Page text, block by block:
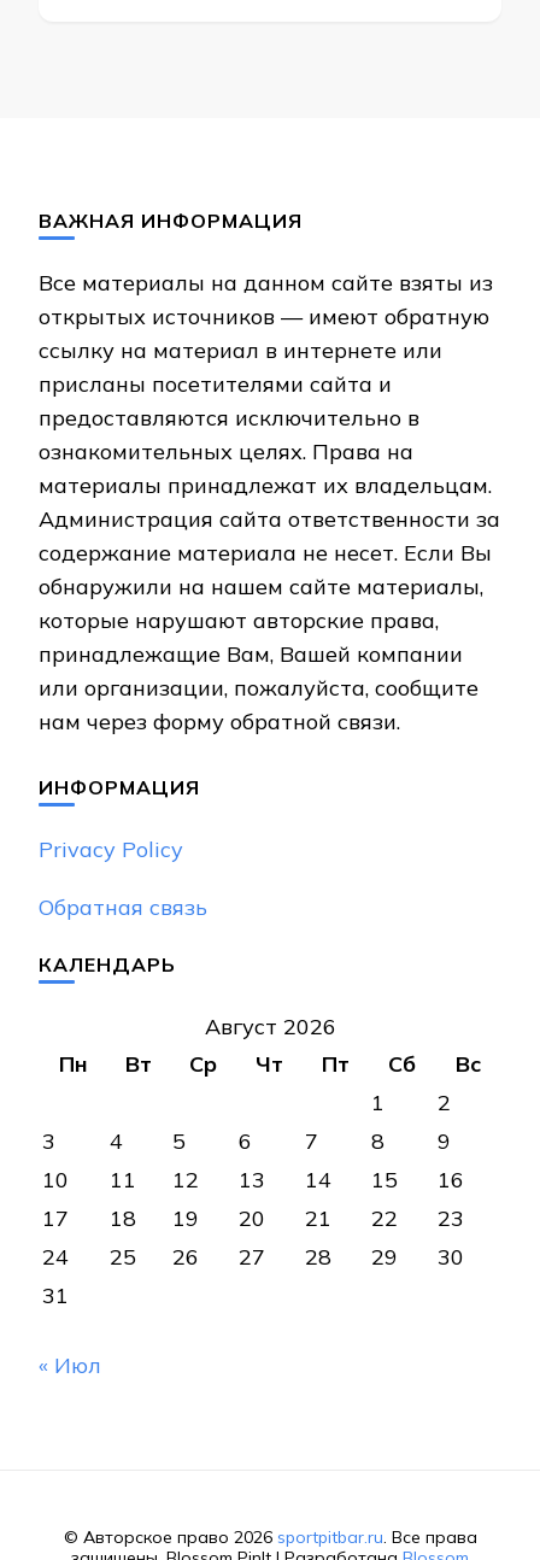
ВАЖНАЯ ИНФОРМАЦИЯ
Все материалы на данном сайте взяты из
открытых источников — имеют обратную
ссылку на материал в интернете или
присланы посетителями сайта и
предоставляются исключительно в
ознакомительных целях. Права на
материалы принадлежат их владельцам.
Администрация сайта ответственности за
содержание материала не несет. Если Вы
обнаружили на нашем сайте материалы,
которые нарушают авторские права,
принадлежащие Вам, Вашей компании
или организации, пожалуйста, сообщите
нам через форму обратной связи.
ИНФОРМАЦИЯ
Privacy Policy
Обратная связь
КАЛЕНДАРЬ
Август 2026
Пн
Вт Ср Чт Пт Сб
Вс
1
2
3
4 5 6 7 8
9
10
11 12 13 14 15
16
17
18 19 20 21 22
23
24
25 26 27 28 29
30
31
« Июл
© Авторское право 2026 sportpitbar.ru. Все права